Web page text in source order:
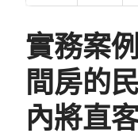
實務案
間房的
內將直